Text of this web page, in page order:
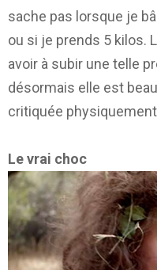
sache pas lorsque je
ou si je prends 5 kilos.
avoir à subir une telle
désormais elle est
critiquée
Le vrai choc